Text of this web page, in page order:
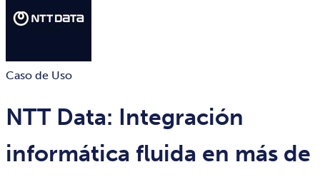
Caso de Uso
NTT Data: Integración
informática fluida en más de